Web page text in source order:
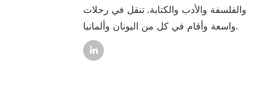
والفلسفة والأدب والكتابة. تنقل في رحلات
واسعة وأقام في كل من اليونان وألمانيا.